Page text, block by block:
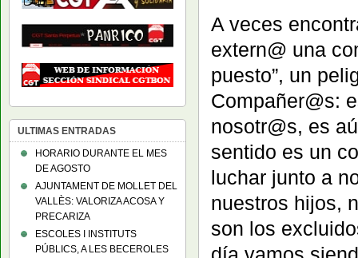
A veces
extern@ una
puesto”, un
Compañer@s:
nosotr@s, es
sentido es un
luchar junto a
nuestros hijos,
son los
ULTIMAS ENTRADAS
HORARIO DURANTE EL MES
DE AGOSTO
AJUNTAMENT DE MOLLET DEL
VALLÈS: VALORIZA ACOSA Y
PRECARIZA
ESCOLES I INSTITUTS
PÚBLICS, A LES BECEROLES